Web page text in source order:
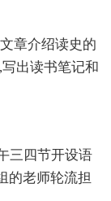
章介绍读史的
出读书笔记和
三四节开设语
的老师轮流担